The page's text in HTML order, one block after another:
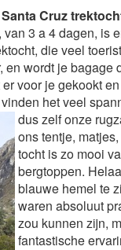
Cruz
van 3 a 4 dagen, is
die veel
en wordt je
voor je gekookt
het veel
dus zelf onze
ons tentje,
tocht is zo mooi
bergtoppen.
blauwe hemel te
waren absoluut
zou kunnen zijn,
fantastische